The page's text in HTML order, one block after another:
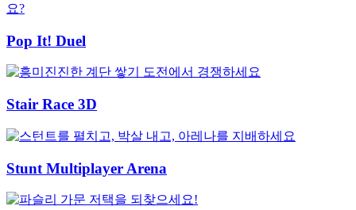
Pop It! Duel
Stair Race 3D
Stunt Multiplayer Arena